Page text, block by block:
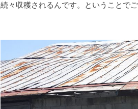
続々収穫されるんです。ということでご